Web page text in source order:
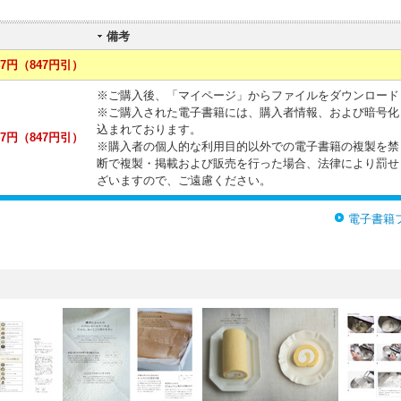
備考
円（847円引）
円（847円引）
※ご購入後、「マイページ」からファイルをダウンロー
※ご購入された電子書籍には、購入者情報、および暗号
込まれております。
※購入者の個人的な利用目的以外での電子書籍の複製を
断で複製・掲載および販売を行った場合、法律により罰
ざいますので、ご遠慮ください。
電子書籍